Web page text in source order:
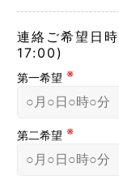
連絡ご希望日時
17:00)
第一希望 ※
第二希望 ※